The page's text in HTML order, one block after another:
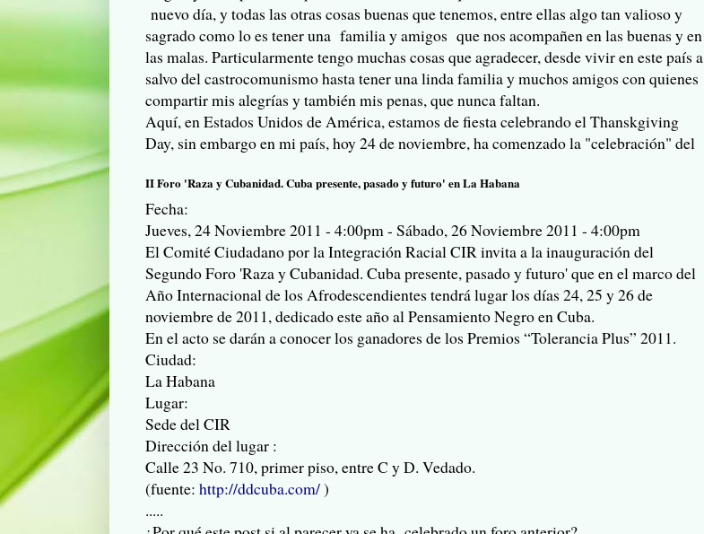
nuevo día, y todas las otras cosas buenas que tenemos, entre ellas algo tan valioso y
sagrado como lo es tener una familia y amigos que nos acompañen en las buenas y en
las malas. Particularmente tengo muchas cosas que agradecer, desde vivir en este país a
salvo del castrocomunismo hasta tener una linda familia y muchos amigos con quienes
compartir mis alegrías y también mis penas, que nunca faltan.
Aquí, en Estados Unidos de América, estamos de fiesta celebrando el Thanskgiving
Day, sin embargo en mi país, hoy 24 de noviembre, ha comenzado la "celebración" del
II Foro 'Raza y Cubanidad. Cuba presente, pasado y futuro' en La Habana
Fecha:
Jueves, 24 Noviembre 2011 - 4:00pm- Sábado, 26 Noviembre 2011 - 4:00pm
El Comité Ciudadano por la Integración Racial CIR invita a la inauguración del
Segundo Foro 'Raza y Cubanidad. Cuba presente, pasado y futuro' que en el marco del
Año Internacional de los Afrodescendientes tendrá lugar los días 24, 25 y 26 de
noviembre de 2011, dedicado este año al Pensamiento Negro en Cuba.
En el acto se darán a conocer los ganadores de los Premios “Tolerancia Plus” 2011.
Ciudad:
La Habana
Lugar:
Sede del CIR
Dirección del lugar :
Calle 23 No. 710, primer piso, entre C y D. Vedado.
(fuente: http://ddcuba.com/)
.....